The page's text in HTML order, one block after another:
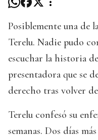
Posiblemente una de
Terelu. Nadie pudo
escuchar la historia
presentadora que se
derecho tras volver
Terelu confesó su
semanas. Dos días